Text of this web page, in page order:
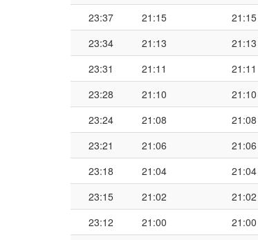
21:15
21:15
23:37
21:13
21:13
23:34
21:11
21:11
23:31
21:10
21:10
23:28
21:08
21:08
23:24
21:06
21:06
23:21
21:04
21:04
23:18
21:02
21:02
23:15
21:00
21:00
23:12